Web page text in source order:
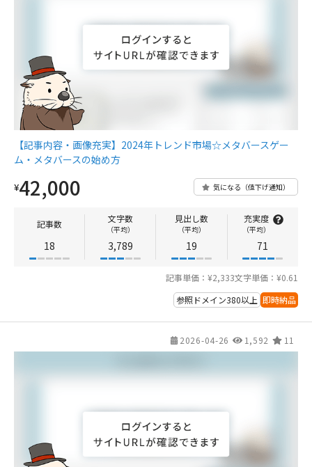
【記事内容・画像充実】2024年トレンド市場☆メタバースゲー
ム・メタバースの始め方
¥42,000 気になる（値下げ通知）
記事数
18
文字数
（平均）
3,789
見出し数
（平均）
19
充実度
（平均）
71
記事単価：¥2,333文字単価：¥0.61
参照ドメイン380以上 即時納品
2026-04-26 1,592 11